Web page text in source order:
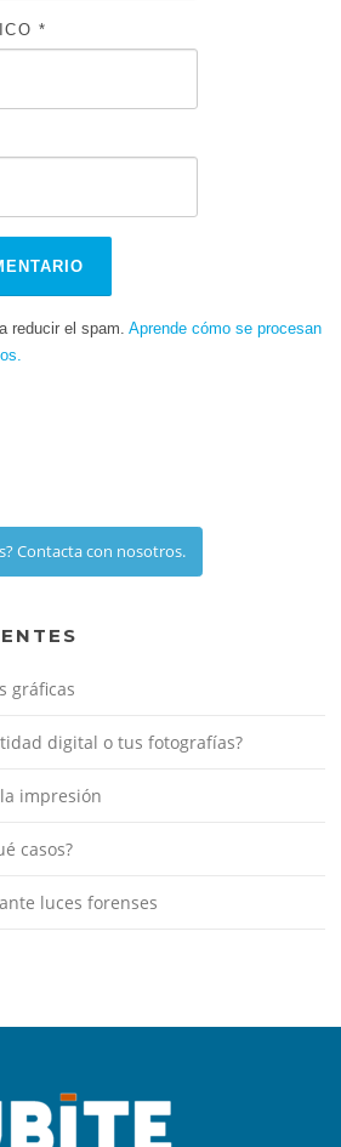
*
reducir el spam.Aprende cómo se procesan
Contacta con nosotros.
gráficas
digital o tus fotografías?
impresión
casos?
luces forenses